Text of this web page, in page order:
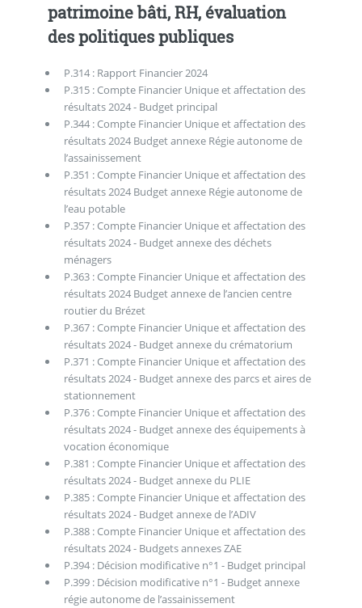
patrimoine bâti, RH, évaluation
des politiques publiques
P.314 : Rapport Financier 2024
P.315 : Compte Financier Unique et affectation des
résultats 2024 - Budget principal
P.344 : Compte Financier Unique et affectation des
résultats 2024 Budget annexe Régie autonome de
l’assainissement
P.351 : Compte Financier Unique et affectation des
résultats 2024 Budget annexe Régie autonome de
l’eau potable
P.357 : Compte Financier Unique et affectation des
résultats 2024 - Budget annexe des déchets
ménagers
P.363 : Compte Financier Unique et affectation des
résultats 2024 Budget annexe de l’ancien centre
routier du Brézet
P.367 : Compte Financier Unique et affectation des
résultats 2024 - Budget annexe du crématorium
P.371 : Compte Financier Unique et affectation des
résultats 2024 - Budget annexe des parcs et aires de
stationnement
P.376 : Compte Financier Unique et affectation des
résultats 2024 - Budget annexe des équipements à
vocation économique
P.381 : Compte Financier Unique et affectation des
résultats 2024 - Budget annexe du PLIE
P.385 : Compte Financier Unique et affectation des
résultats 2024 - Budget annexe de l’ADIV
P.388 : Compte Financier Unique et affectation des
résultats 2024 - Budgets annexes ZAE
P.394 : Décision modificative n°1 - Budget principal
P.399 : Décision modificative n°1 - Budget annexe
régie autonome de l’assainissement